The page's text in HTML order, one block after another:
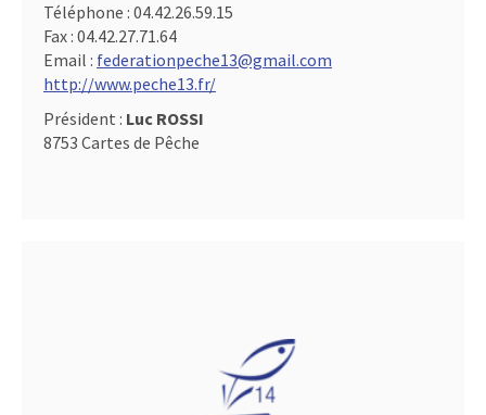
Téléphone : 04.42.26.59.15
Fax : 04.42.27.71.64
Email : federationpeche13@gmail.com
http://www.peche13.fr/
Président : Luc ROSSI
8753 Cartes de Pêche